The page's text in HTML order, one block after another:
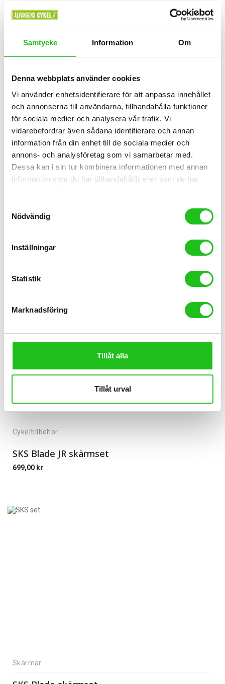
Samtycke Information Om
Denna webbplats använder cookies
Vi använder enhetsidentifierare för att anpassa innehållet
och annonserna till användarna, tillhandahålla funktioner
för sociala medier och analysera vår trafik. Vi
vidarebefordrar även sådana identifierare och annan
information från din enhet till de sociala medier och
annons- och analysföretag som vi samarbetar med.
Dessa kan i sin tur kombinera informationen med annan
information som du har tillhandahållit eller som de har
samlat in när du har använt deras tjänster.
Nödvändig
Inställningar
Statistik
Marknadsföring
Tillåt alla
Tillåt urval
skärmset racer/gravel sks
Cykeltillbehör
SKS Blade JR skärmset
699,00 kr
Skärmar